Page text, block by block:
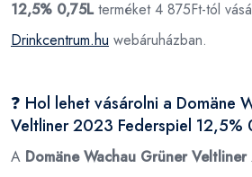
12,5% 0,75Lterméket 4 875Ft-tól
Drinkcentrum.hu webáruházban.
❓ Hol lehet vásárolni a Domäne
Veltliner 2023 Federspiel 12,5%
A Domäne Wachau Grüner